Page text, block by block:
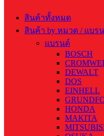
สินค้าทั้งหมด
สินค้า by หมวด / แบร
แบรนด์
BOSCH
DEWALT
DOS
EINHELL
HONDA
MAKITA